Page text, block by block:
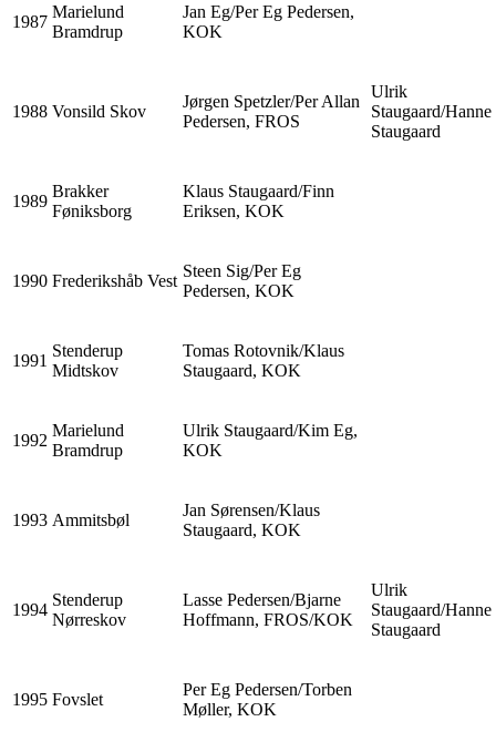
1987
Marielund
Bramdrup
Jan Eg/Per Eg Pedersen,
KOK
1988 Vonsild Skov
Jørgen Spetzler/Per Allan
Pedersen, FROS
Ulrik
Staugaard/Hanne
Staugaard
1989
Brakker
Føniksborg
Klaus Staugaard/Finn
Eriksen, KOK
1990 Frederikshåb Vest
Steen Sig/Per Eg
Pedersen, KOK
1991
Stenderup
Midtskov
Tomas Rotovnik/Klaus
Staugaard, KOK
1992
Marielund
Bramdrup
Ulrik Staugaard/Kim Eg,
KOK
1993 Ammitsbøl
Jan Sørensen/Klaus
Staugaard, KOK
1994
Stenderup
Nørreskov
Lasse Pedersen/Bjarne
Hoffmann, FROS/KOK
Ulrik
Staugaard/Hanne
Staugaard
1995 Fovslet
Per Eg Pedersen/Torben
Møller, KOK